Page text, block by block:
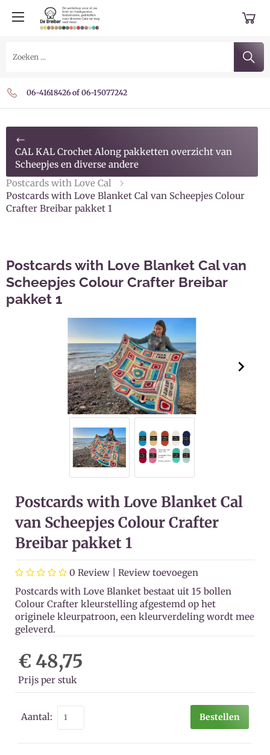
Verzending Nederland € 4,95 vanaf € 59,- gratis
Belgie € 7,95 vanaf € 59,- € 4,50 vanaf € 99,- gratis
06-41618426 of 06-15077242
CAL KAL Crochet Along pakketten overzicht van
Scheepjes en diverse andere
Postcards with Love Cal
Postcards with Love Blanket Cal van Scheepjes Colour
Crafter Breibar pakket 1
Postcards with Love Blanket Cal van
Scheepjes Colour Crafter Breibar
pakket 1
Postcards with Love Blanket Cal
van Scheepjes Colour Crafter
Breibar pakket 1
0 Review | Review toevoegen
Postcards with Love Blanket bestaat uit 15 bollen
Colour Crafter kleurstelling afgestemd op het
originele kleurpatroon, een kleurverdeling wordt mee
geleverd.
€ 48,75
Prijs per stuk
Aantal: Bestellen